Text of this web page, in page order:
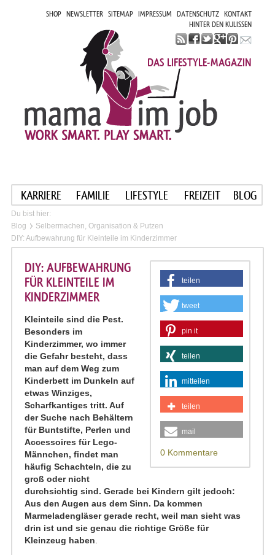
SHOP NEWSLETTER SITEMAP IMPRESSUM DATENSCHUTZ KONTAKT
HINTER DEN KULISSEN
DAS LIFESTYLE-MAGAZIN
KARRIERE FAMILIE LIFESTYLE FREIZEIT BLOG
Du bist hier:
Blog
Selbermachen, Organisation & Putzen
DIY: Aufbewahrung für Kleinteile im Kinderzimmer
teilen
tweet
pin it
teilen
mitteilen
teilen
mail
0 Kommentare
DIY: AUFBEWAHRUNG
FÜR KLEINTEILE IM
KINDERZIMMER
Kleinteile sind die Pest.
Besonders im
Kinderzimmer, wo immer
die Gefahr besteht, dass
man auf dem Weg zum
Kinderbett im Dunkeln auf
etwas Winziges,
Scharfkantiges tritt. Auf
der Suche nach Behältern
für Buntstifte, Perlen und
Accessoires für Lego-
Männchen, findet man
häufig Schachteln, die zu
groß oder nicht
durchsichtig sind. Gerade bei Kindern gilt jedoch:
Aus den Augen aus dem Sinn. Da kommen
Marmeladengläser gerade recht, weil man sieht was
drin ist und sie genau die richtige Größe für
Kleinzeug haben